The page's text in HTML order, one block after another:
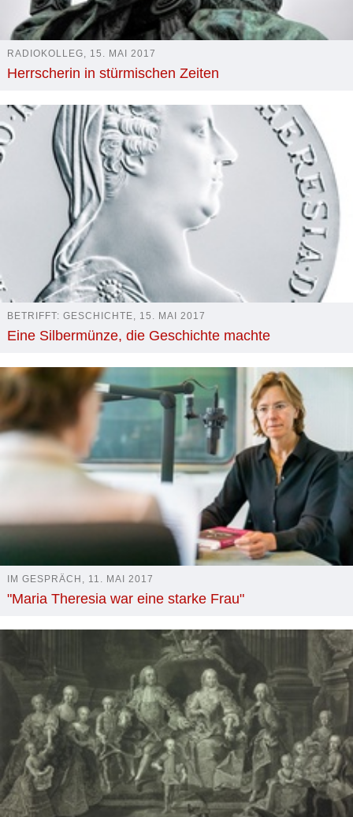
RADIOKOLLEG, 15. MAI 2017
Herrscherin in stürmischen Zeiten
BETRIFFT: GESCHICHTE, 15. MAI 2017
Eine Silbermünze, die Geschichte machte
IM GESPRÄCH, 11. MAI 2017
"Maria Theresia war eine starke Frau"